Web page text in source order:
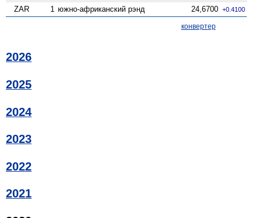
ZAR 1 южно-африканский рэнд 24,6700 +0.4100
конвертер
2026
2025
2024
2023
2022
2021